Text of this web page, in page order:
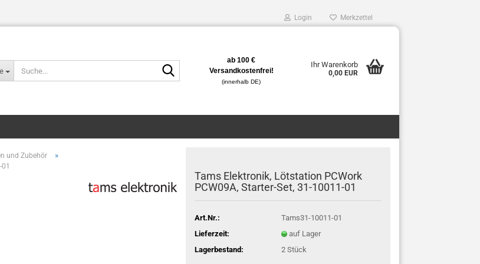
Login Merkzettel
ab 100 €
Versandkostenfrei!
(innerhalb DE)
Ihr Warenkorb
0,00 EUR
und Zubehör »
Tams Elektronik, Lötstation PCWork
PCW09A, Starter-Set, 31-10011-01
Art.Nr.:
Tams31-10011-01
Lieferzeit:
auf Lager
Lagerbestand:
2Stück